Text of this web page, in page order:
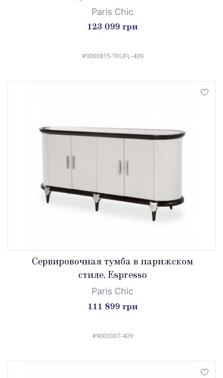
Paris Chic
123 099 грн
#9003815-TRUFL-409
Сервировочная тумба в парижском
стиле, Espresso
Paris Chic
111 899 грн
#9003007-409